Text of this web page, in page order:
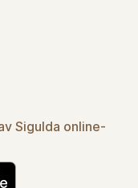
Sigulda online-